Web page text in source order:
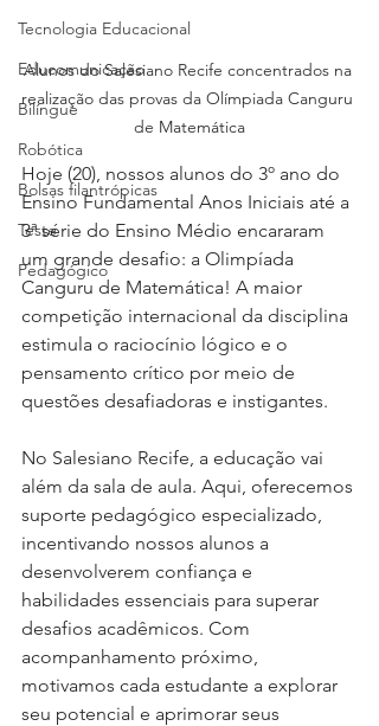
Tecnologia Educacional
Educomunicação
Bilíngue
Robótica
Bolsas filantrópicas
Teste
Pedagógico
Alunos do Salesiano Recife concentrados na
realização das provas da Olímpiada Canguru
de Matemática
Hoje (20), nossos alunos do 3º ano do
Ensino Fundamental Anos Iniciais até a
3ª série do Ensino Médio encararam
um grande desafio: a Olimpíada
Canguru de Matemática! A maior
competição internacional da disciplina
estimula o raciocínio lógico e o
pensamento crítico por meio de
questões desafiadoras e instigantes.
No Salesiano Recife, a educação vai
além da sala de aula. Aqui, oferecemos
suporte pedagógico especializado,
incentivando nossos alunos a
desenvolverem confiança e
habilidades essenciais para superar
desafios acadêmicos. Com
acompanhamento próximo,
motivamos cada estudante a explorar
seu potencial e aprimorar seus